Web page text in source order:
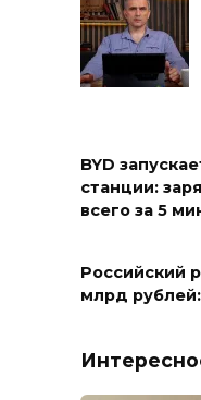
BYD
станции:
всего за 5
Российский
млрд